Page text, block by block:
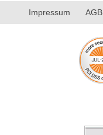
Impressum AGB